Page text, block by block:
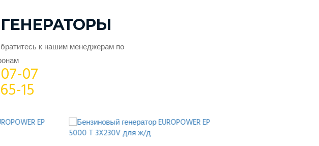
к нашим менеджерам по
07
15